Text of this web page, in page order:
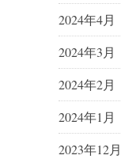
2024年4月
2024年3月
2024年2月
2024年1月
2023年12月